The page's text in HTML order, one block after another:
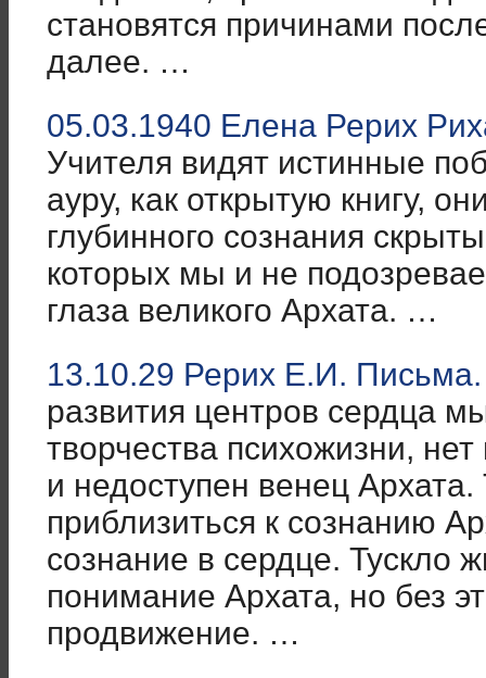
становятся причинами
далее. …
05.03.1940 Елена Рерих
Учителя видят истинные
ауру, как открытую книгу,
глубинного сознания
которых мы и не
глаза великого Архата. …
13.10.29 Рерих Е.И. Письма.
развития центров сердца
творчества психожизни,
и недоступен венец
приблизиться к сознанию
сознание в сердце. Тускло
понимание Архата, но без
продвижение. …